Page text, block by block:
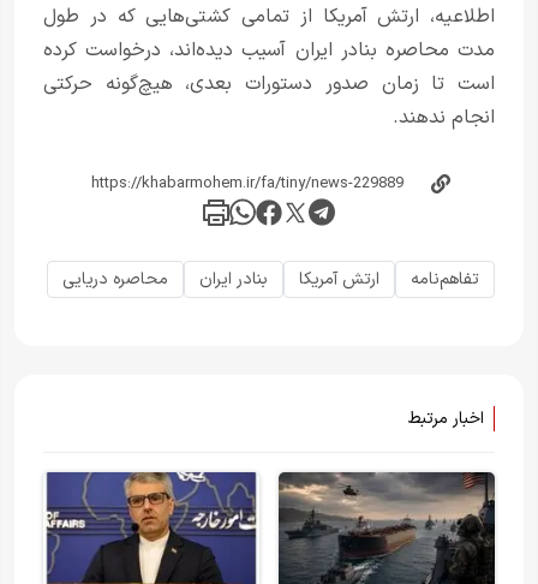
اطلاعیه، ارتش آمریکا از تمامی کشتی‌هایی که در طول
مدت محاصره بنادر ایران آسیب دیده‌اند، درخواست کرده
است تا زمان صدور دستورات بعدی، هیچ‌گونه حرکتی
انجام ندهند.
تفاهم‌نامه ارتش آمریکا بنادر ایران محاصره دریایی
اخبار مرتبط